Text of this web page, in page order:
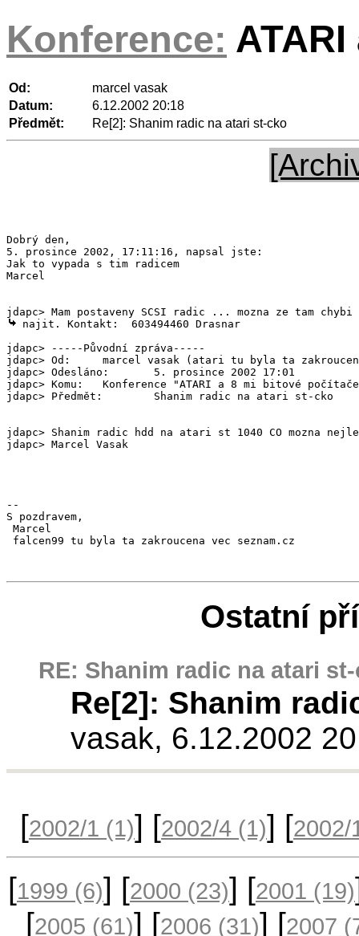
Konference:
Od:
marcel vasak
Datum:
6.12.2002 20:18
Předmět:
Re[2]: Shanim radic na atari st-cko
Dobrý den,
5. prosince 2002, 17:11:16, napsal jste:
Jak to vypada s tim radicem
Marcel
najit. Kontakt:  603494460 Drasnar
jdapc> -----Původní zpráva-----
jdapc> Od:     marcel vasak (atari tu byla ta
jdapc> Odesláno:       5. prosince 2002 17:01
jdapc> Komu:   Konference "ATARI a 8 mi bitové
jdapc> Předmět:        Shanim radic na atari st-cko
jdapc> Shanim radic hdd na atari st 1040 CO mozna
jdapc> Marcel Vasak
--
S pozdravem,
Marcel
falcen99 tu byla ta zakroucena vec seznam.cz
Ostatní
RE: Shanim radic na atari
Re[2]: Shanim
vasak, 6.12.2002
[2002/1 (1)] [2002/4 (1)] [
[1999 (6)] [2000 (23)] [2001 (19)
[2005 (61)] [2006 (31)] [2007